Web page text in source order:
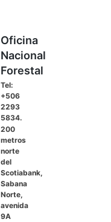
Oficina
Nacional
Forestal
Tel:
+506
2293
5834.
200
metros
norte
del
Scotiabank,
Sabana
Norte,
avenida
9A